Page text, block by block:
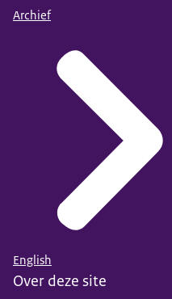
Archief
English
Over deze site